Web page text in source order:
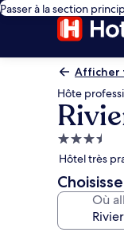
Passer à la section
Afficher
Hôte
3.5 étoiles
Hôtel très
Où